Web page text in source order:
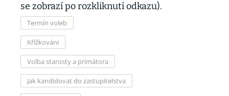
se zobrazí po rozkliknutí odkazu).
Termín voleb
Křížkování
Volba starosty a primátora
Jak kandidovat do zastupitelstva